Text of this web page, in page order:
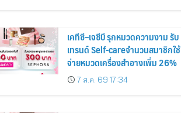
เคทีซี–เจซีบี รุกหมวดความงาม รับ
เทรนด์ Self-careจำนวนสมาชิกใช้
จ่ายหมวดเครื่องสำอางเพิ่ม 26%
7 ส.ค. 69 17:34